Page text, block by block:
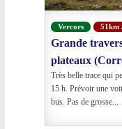
Vercors 51km
Grande
plateaux
Très belle trace qui
15 h. Prévoir une
bus. Pas de grosse...